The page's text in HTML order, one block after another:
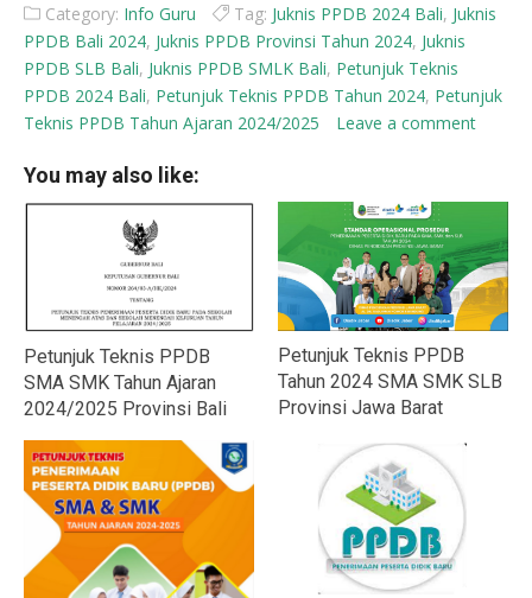
Category: Info Guru Tag: Juknis PPDB 2024 Bali, Juknis
PPDB Bali 2024, Juknis PPDB Provinsi Tahun 2024, Juknis
PPDB SLB Bali, Juknis PPDB SMLK Bali, Petunjuk Teknis
PPDB 2024 Bali, Petunjuk Teknis PPDB Tahun 2024, Petunjuk
Teknis PPDB Tahun Ajaran 2024/2025
Leave a comment
You may also like:
Petunjuk Teknis PPDB
SMA SMK Tahun Ajaran
2024/2025 Provinsi Bali
Petunjuk Teknis PPDB
Tahun 2024 SMA SMK SLB
Provinsi Jawa Barat